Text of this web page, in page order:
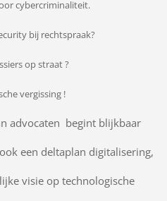
cybercriminaliteit.
bij rechtspraak?
op straat ?
vergissing !
advocaten begint blijkbaar
een deltaplan digitalisering,
visie op technologische